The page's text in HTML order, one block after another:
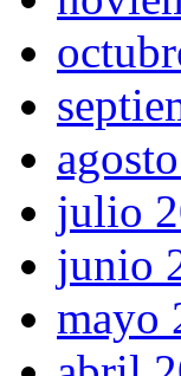
julio
junio
mayo